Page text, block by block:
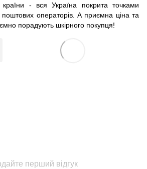
- вся Україна покрита точками
поштових операторів. А приємна ціна та
порадують шкірного покупця!
перший відгук